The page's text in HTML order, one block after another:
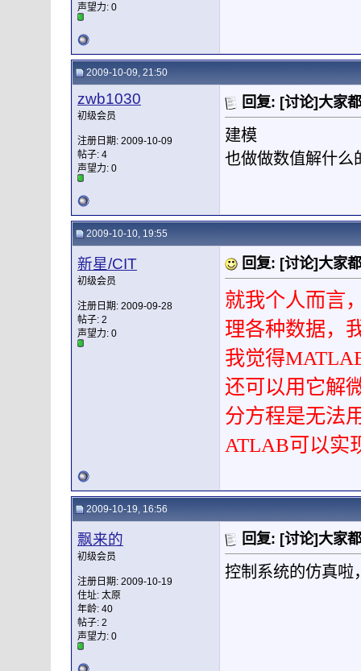
声望力: 0
2009-10-09, 21:50
zwb1030
初级会员
注册日期: 2009-10-09
帖子: 4
声望力: 0
回复: [讨论]大家
建模
也做做数值解什么
2009-10-10, 19:55
新星/CIT
初级会员
注册日期: 2009-09-28
帖子: 2
声望力: 0
回复: [讨论]大家
就我个人而言
理各种数据，
我觉得
还可以用它解
分方程是无法
ATLAB可以实
2009-10-19, 16:56
飘来的
初级会员
注册日期: 2009-10-19
住址: 太原
年龄: 40
帖子: 2
声望力: 0
回复: [讨论]大家
控制系统的仿真啦